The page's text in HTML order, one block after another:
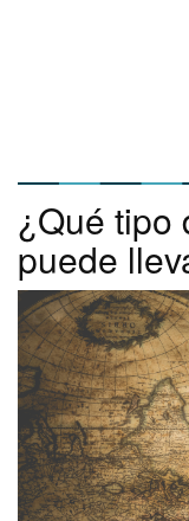
¿Qué tipo
puede